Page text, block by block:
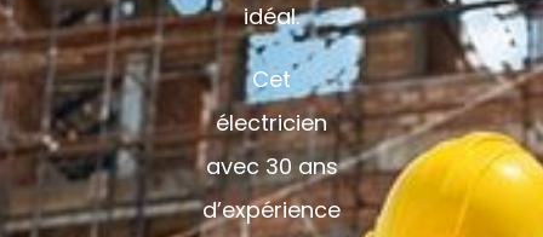
idéal.
Cet
électricien
avec 30 ans
d’expérience